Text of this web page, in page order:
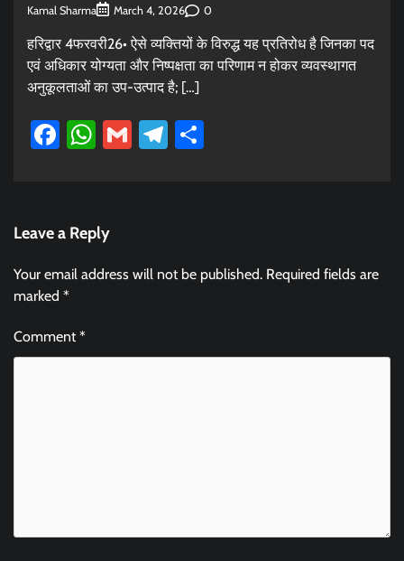
Kamal Sharma March 4, 2026 0
हरिद्वार 4फरवरी26• ऐसे व्यक्तियों के विरुद्ध यह प्रतिरोध है जिनका पद
एवं अधिकार योग्यता और निष्पक्षता का परिणाम न होकर व्यवस्थागत
अनुकूलताओं का उप-उत्पाद है; […]
Facebook
WhatsApp
GmailTelegram
Leave a Reply
Your email address will not be published. Required fields are
marked *
Comment*